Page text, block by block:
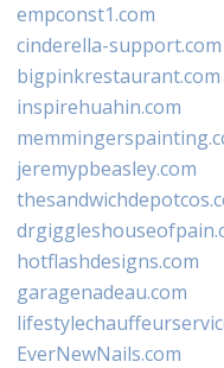
empconst1.com
cinderella-support.com
bigpinkrestaurant.com
inspirehuahin.com
jeremypbeasley.com
hotflashdesigns.com
garagenadeau.com
EverNewNails.com